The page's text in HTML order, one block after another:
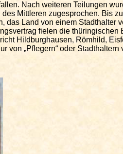
Nach weiteren Teilungen
Mittleren zugesprochen. Bis
das Land von einem Stadthalter
fielen die thüringischen
Hildburghausen, Römhild,
von „Pflegern“ oder Stadthaltern